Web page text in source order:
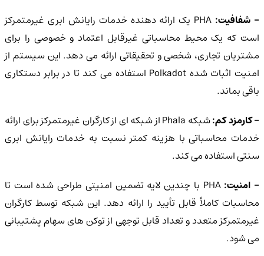
- شفافیت:
PHA یک ارائه دهنده خدمات رایانش ابری غیرمتمرکز
است که یک محیط محاسباتی غیرقابل اعتماد و خصوصی را برای
مشتریان تجاری، شخصی و تحقیقاتی ارائه می دهد. این سیستم از
امنیت اثبات شده Polkadot استفاده می کند تا در برابر دستکاری
باقی بماند.
- کارمزد کم:
شبکه Phala از شبکه ای از کارگران غیرمتمرکز برای ارائه
خدمات محاسباتی با هزینه کمتر نسبت به خدمات رایانش ابری
سنتی استفاده می کند.
- امنیت:
PHA با چندین لایه تضمین امنیتی طراحی شده است تا
محاسبات کاملاً قابل تأیید را ارائه دهد. این شبکه توسط کارگران
غیرمتمرکز متعدد و تعداد قابل توجهی از توکن های سهام پشتیبانی
می شود.